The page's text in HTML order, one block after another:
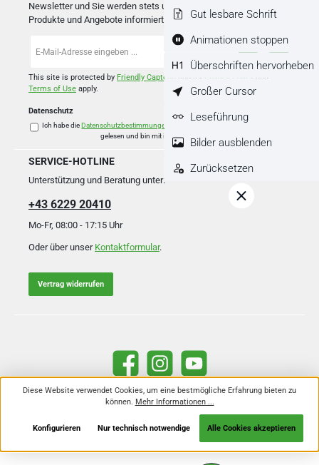
Newsletter und Sie werden stets unter den Ersten sein, über neue
Produkte und Angebote informiert werden.
Mail-
*
This site is protected by Friendly Captcha and its Privacy Policy and
Terms of Use apply.
Datenschutz
Ich habe dieDatenschutzbestimmungen zur Kenntnis genommen und die
gelesen und bin mit ihnen einverstanden.
SERVICE-HOTLINE
Unterstützung und Beratung unter:
+43 6229 20410
Mo-Fr, 08:00 - 17:15 Uhr
Oder über unser Kontaktformular.
Vertrag widerrufen
Facebook Instagram YouTube
Alle Preise inkl. gesetzl. Mehrwertsteuer zzgl.Versandkosten
Nachnahmegebühren, wenn nicht anders angegeben.
Gut lesbare Schrift
Animationen stoppen
Überschriften hervorheben
Großer Cursor
Leseführung
Bilder ausblenden
Zurücksetzen
Diese Website verwendet Cookies, um eine bestmögliche Erfahrung bieten zu
können. Mehr Informationen ...
Nur technisch notwendige
Konfigurieren Alle Cookies akzeptieren